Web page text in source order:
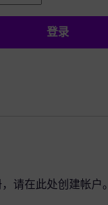
登录
请在此处创建帐户。